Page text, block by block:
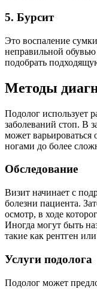
5. Бурсит
Это воспаление
неправильной
подобрать
Методы
Подолог использует
заболеваний стоп. В
может варьироваться
ногами до более
Обследование
Визит начинает с
болезни пациента.
осмотр, в ходе
Иногда могут быть
такие как рентген
Услуги подолога
Подолог может